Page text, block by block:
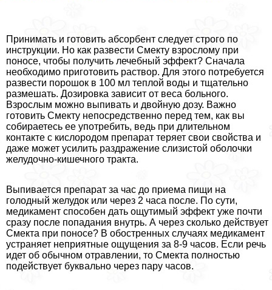
Принимать и готовить абсорбент следует строго по
инструкции. Но как развести Смекту взрослому при
поносе, чтобы получить лечебный эффект? Сначала
необходимо приготовить раствор. Для этого потребуется
развести порошок в 100 мл теплой воды и тщательно
размешать. Дозировка зависит от веса больного.
Взрослым можно выпивать и двойную дозу. Важно
готовить Смекту непосредственно перед тем, как вы
собираетесь ее употребить, ведь при длительном
контакте с кислородом препарат теряет свои свойства и
даже может усилить раздражение слизистой оболочки
желудочно-кишечного тpaкта.
Выпивается препарат за час до приема пищи на
голодный желудок или через 2 часа после. По сути,
медикамент способен дать ощутимый эффект уже почти
сразу после попадания внутрь. А через сколько действует
Смекта при поносе? В обостренных случаях медикамент
устраняет неприятные ощущения за 8-9 часов. Если речь
идет об обычном отравлении, то Смекта полностью
подействует буквально через пару часов.